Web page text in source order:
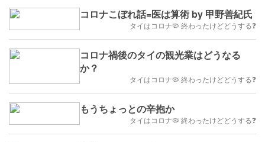
コロナこぼれ話=医は算術 by 甲野善紀氏
タイはコロナ🦠 終わったけどどうする❓
コロナ禍後のタイの観光業はどうなる
か？
タイはコロナ🦠 終わったけどどうする❓
もうちょっとの辛抱か
タイはコロナ🦠 終わったけどどうする❓